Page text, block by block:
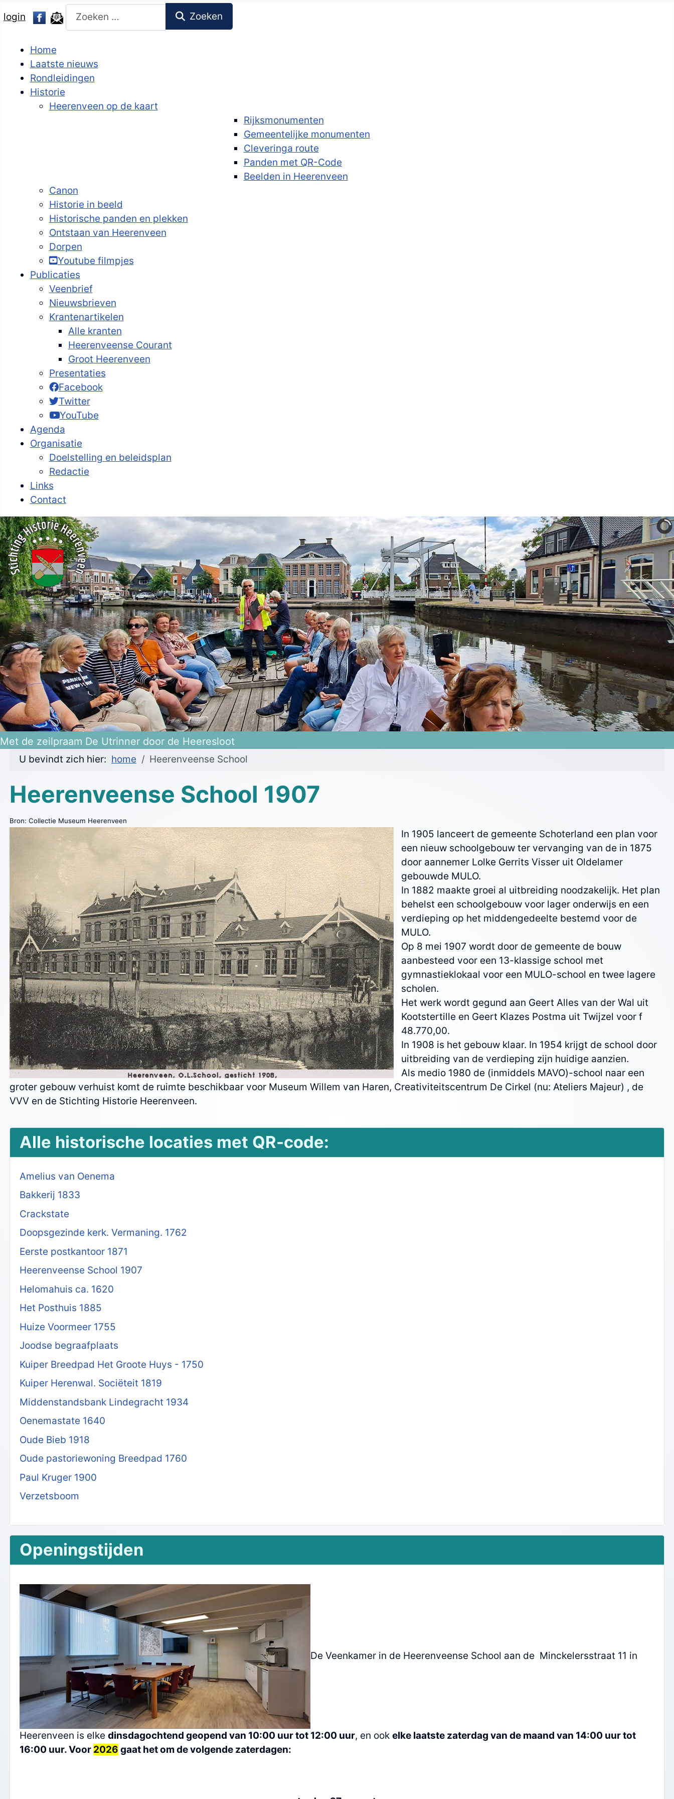
login
Zoeken
Zoeken
Home
Laatste nieuws
Rondleidingen
Historie
Heerenveen op de kaart
Rijksmonumenten
Gemeentelijke monumenten
Cleveringa route
Panden met QR-Code
Beelden in Heerenveen
Canon
Historie in beeld
Historische panden en plekken
Ontstaan van Heerenveen
Dorpen
Youtube filmpjes
Publicaties
Veenbrief
Nieuwsbrieven
Krantenartikelen
Alle kranten
Heerenveense Courant
Groot Heerenveen
Presentaties
Facebook
Twitter
YouTube
Agenda
Organisatie
Doelstelling en beleidsplan
Redactie
Links
Contact
Heerenveen 475 jaar!
Met de zeilpraam De Utrinner door de Heeresloot
U bevindt zich hier: home Heerenveense School
Heerenveense School 1907
Bron: Collectie Museum Heerenveen
In 1905 lanceert de gemeente Schoterland een plan voor
een nieuw schoolgebouw ter vervanging van de in 1875
door aannemer Lolke Gerrits Visser uit Oldelamer
gebouwde MULO.
In 1882 maakte groei al uitbreiding noodzakelijk. Het plan
behelst een schoolgebouw voor lager onderwijs en een
verdieping op het middengedeelte bestemd voor de
MULO.
Op 8 mei 1907 wordt door de gemeente de bouw
aanbesteed voor een 13-klassige school met
gymnastieklokaal voor een MULO-school en twee lagere
scholen.
Het werk wordt gegund aan Geert Alles van der Wal uit
Kootstertille en Geert Klazes Postma uit Twijzel voor f
48.770,00.
In 1908 is het gebouw klaar. In 1954 krijgt de school door
uitbreiding van de verdieping zijn huidige aanzien.
Als medio 1980 de (inmiddels MAVO)-school naar een
groter gebouw verhuist komt de ruimte beschikbaar voor Museum Willem van Haren, Creativiteitscentrum De Cirkel (nu: Ateliers Majeur) , de
VVV en de Stichting Historie Heerenveen.
Alle historische locaties met QR-code:
Amelius van Oenema
Bakkerij 1833
Crackstate
Doopsgezinde kerk. Vermaning. 1762
Eerste postkantoor 1871
Heerenveense School 1907
Helomahuis ca. 1620
Het Posthuis 1885
Huize Voormeer 1755
Joodse begraafplaats
Kuiper Breedpad Het Groote Huys - 1750
Kuiper Herenwal. Sociëteit 1819
Middenstandsbank Lindegracht 1934
Oenemastate 1640
Oude Bieb 1918
Oude pastoriewoning Breedpad 1760
Paul Kruger 1900
Verzetsboom
Openingstijden
De Veenkamer in de Heerenveense School aan de Minckelersstraat 11 in
Heerenveen is elke dinsdagochtend geopend van 10:00 uur tot 12:00 uur, en ook elke laatste zaterdag van de maand van 14:00 uur tot
16:00 uur. Voor 2026 gaat het om de volgende zaterdagen: